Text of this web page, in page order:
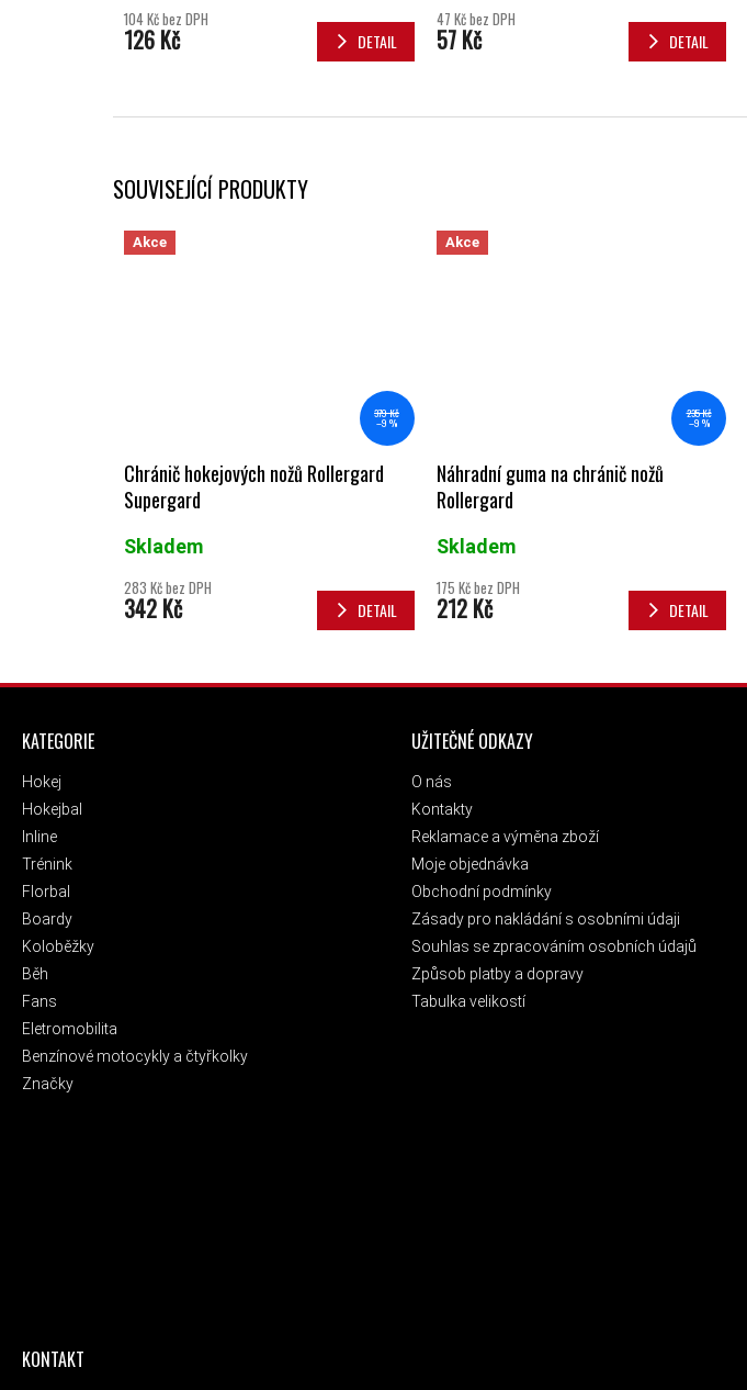
SOUVISEJÍCÍ PRODUKTY
Akce
379 Kč
–9 %
Chránič hokejových nožů Rollergard
Supergard
Skladem
283 Kč bez DPH
342 Kč DETAIL
Akce
235 Kč
–9 %
Náhradní guma na chránič nožů
Rollergard
Skladem
175 Kč bez DPH
212 Kč DETAIL
104 Kč bez DPH
126 Kč DETAIL
47 Kč bez DPH
57 Kč DETAIL
ZÁPATÍ
KATEGORIE
Hokej
Hokejbal
Inline
Trénink
Florbal
Boardy
Koloběžky
Běh
Fans
Eletromobilita
Benzínové motocykly a čtyřkolky
Značky
UŽITEČNÉ ODKAZY
O nás
Kontakty
Reklamace a výměna zboží
Moje objednávka
Obchodní podmínky
Zásady pro nakládání s osobními údaji
Souhlas se zpracováním osobních údajů
Způsob platby a dopravy
Tabulka velikostí
KONTAKT